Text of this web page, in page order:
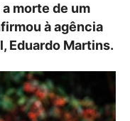
morte de um
à agência
Eduardo Martins.